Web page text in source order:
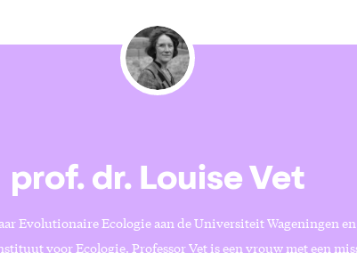
prof. dr. Louise Vet
Evolutionaire Ecologie aan de Universiteit Wageningen
voor Ecologie. Professor Vet is een vrouw met een